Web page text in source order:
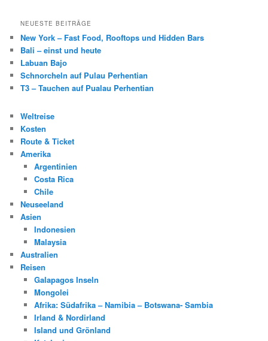
NEUESTE BEITRÄGE
New York – Fast Food, Rooftops und Hidden Bars
Bali – einst und heute
Labuan Bajo
Schnorcheln auf Pulau Perhentian
T3 – Tauchen auf Pualau Perhentian
Weltreise
Kosten
Route & Ticket
Amerika
Argentinien
Costa Rica
Chile
Neuseeland
Asien
Indonesien
Malaysia
Australien
Reisen
Galapagos Inseln
Mongolei
Afrika: Südafrika – Namibia – Botswana- Sambia
Irland & Nordirland
Island und Grönland